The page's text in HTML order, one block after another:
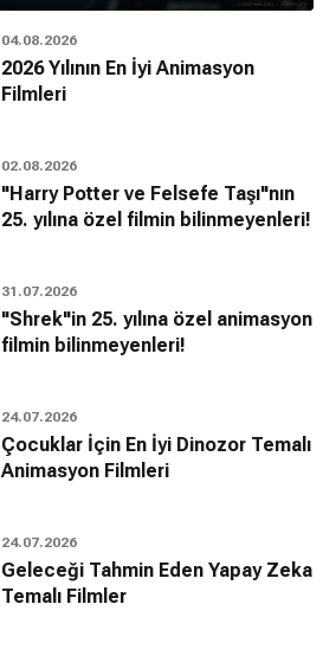
04.08.2026
2026 Yılının En İyi Animasyon
Filmleri
02.08.2026
"Harry Potter ve Felsefe Taşı"nın
25. yılına özel filmin bilinmeyenleri!
31.07.2026
"Shrek"in 25. yılına özel animasyon
filmin bilinmeyenleri!
24.07.2026
Çocuklar İçin En İyi Dinozor Temalı
Animasyon Filmleri
24.07.2026
Geleceği Tahmin Eden Yapay Zeka
Temalı Filmler